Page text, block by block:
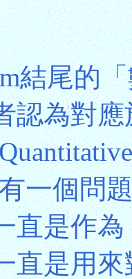
結尾的
認為對
一個問
直是作
直是用